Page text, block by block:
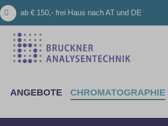
Hauptinhalt springen
Zur Suche springen
Zur Hauptnavigation springen
ab € 150,- frei Haus nach AT und DE
ANGEBOTE CHROMATOGRAPHIE